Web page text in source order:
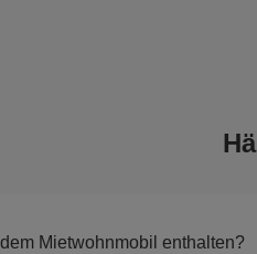
Mietwohnmobil enthalten?